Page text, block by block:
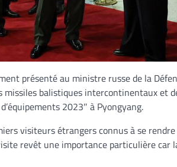
présenté au ministre russe de la
missiles balistiques intercontinentaux et
2023″ à Pyongyang.
visiteurs étrangers connus à se
revêt une importance particulière car